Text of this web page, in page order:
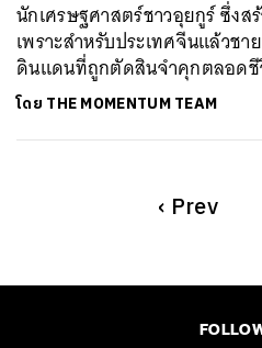
นักเศรษฐศาสตร์ชาวอุยกูร์ ซึ่งส
เพราะสำหรับประเทศจีนแล้วช
ดินแดนที่ถูกตัดสินจำคุกตลอดชี
โดย THE MOMENTUM TEAM
‹ Prev